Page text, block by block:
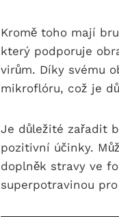
Kromě toho mají
který podporuje
virům. Díky svému
mikroflóru, což je
Je důležité zařadit
pozitivní účinky.
doplněk stravy ve
superpotravinou